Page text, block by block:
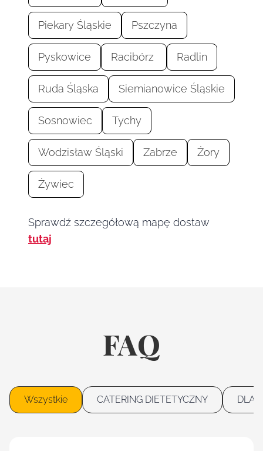
Piekary Śląskie Pszczyna
Pyskowice Racibórz Radlin
Ruda Śląska Siemianowice Śląskie
Sosnowiec Tychy
Wodzisław Śląski Zabrze Żory
Żywiec
Sprawdź szczegółową mapę dostaw
tutaj
FAQ
Wszystkie CATERING DIETETYCZNY DLA